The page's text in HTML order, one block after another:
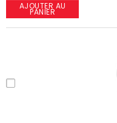
AJOUTER AU
PANIER